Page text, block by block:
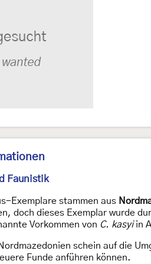
Faunistik
Exemplare stammen aus
doch dieses Exemplar wurde
Vorkommen von C. kasyiin
schein auf die
Funde anführen können.